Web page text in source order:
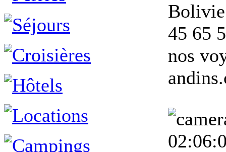
Bolivie
45 65
nos